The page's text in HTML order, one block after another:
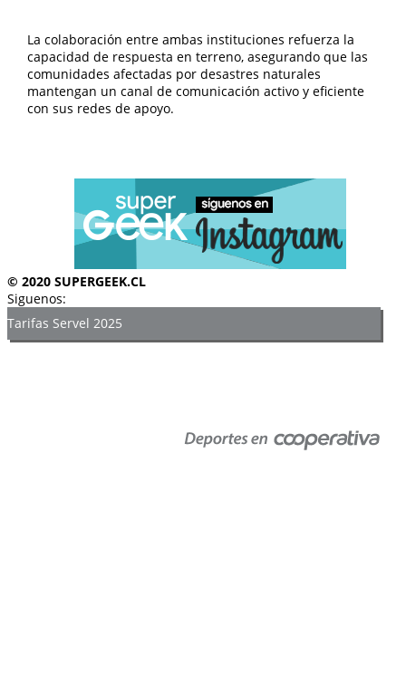
La colaboración entre ambas instituciones refuerza la
capacidad de respuesta en terreno, asegurando que las
comunidades afectadas por desastres naturales
mantengan un canal de comunicación activo y eficiente
con sus redes de apoyo.
© 2020 SUPERGEEK.CL
Siguenos:
Tarifas Servel 2025